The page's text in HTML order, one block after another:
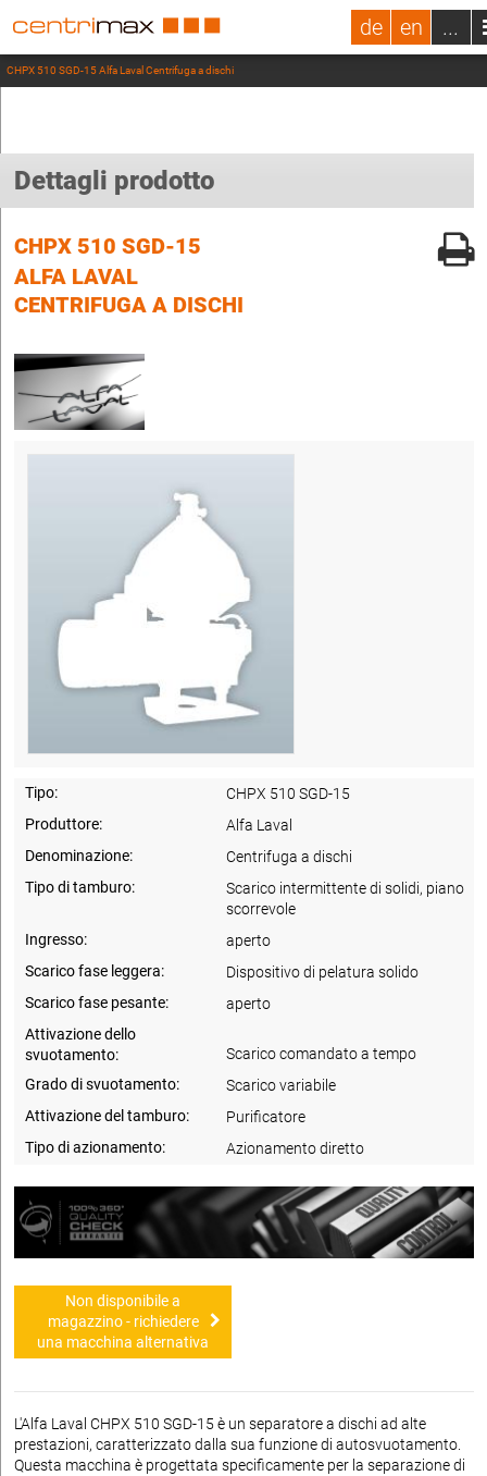
de en ...
CHPX 510 SGD-15 Alfa Laval Centrifuga a dischi
Dettagli prodotto
CHPX 510 SGD-15
ALFA LAVAL
CENTRIFUGA A DISCHI
Tipo:
CHPX 510 SGD-15
Produttore:
Alfa Laval
Denominazione:
Centrifuga a dischi
Tipo di tamburo:
Scarico intermittente di solidi, piano
scorrevole
Ingresso:
aperto
Scarico fase leggera:
Dispositivo di pelatura solido
Scarico fase pesante:
aperto
Attivazione dello
svuotamento:
Scarico comandato a tempo
Grado di svuotamento:
Scarico variabile
Attivazione del tamburo:
Purificatore
Tipo di azionamento:
Azionamento diretto
Non disponibile a
magazzino - richiedere
una macchina alternativa
L'Alfa Laval CHPX 510 SGD-15 è un separatore a dischi ad alte
prestazioni, caratterizzato dalla sua funzione di autosvuotamento.
Questa macchina è progettata specificamente per la separazione di